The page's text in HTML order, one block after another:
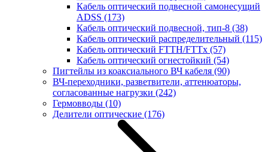
Кабель оптический подвесной самонесущий
ADSS (173)
Кабель оптический подвесной, тип-8 (38)
Кабель оптический распределительный (115)
Кабель оптический FTTH/FTTx (57)
Кабель оптический огнестойкий (54)
Пигтейлы из коаксиального ВЧ кабеля (90)
ВЧ-переходники, разветвители, аттенюаторы,
согласованные нагрузки (242)
Гермовводы (10)
Делители оптические (176)